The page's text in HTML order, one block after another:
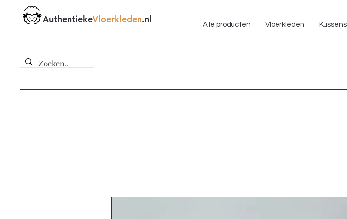
AuthentiekeVloerkleden.nl
Alle producten Vloerkleden Kussens